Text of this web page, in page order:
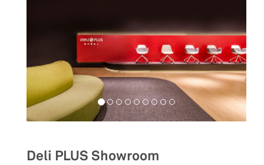
Deli PLUS Showroom